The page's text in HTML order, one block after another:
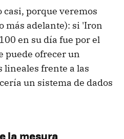
casi, porque veremos
más adelante): si 'Iron
en su día fue por el
puede ofrecer un
lineales frente a las
un sistema de dados
la mesura